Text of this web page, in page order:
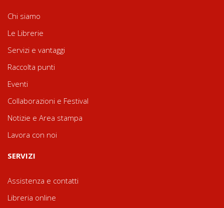
Chi siamo
Le Librerie
Servizi e vantaggi
Raccolta punti
Eventi
Collaborazioni e Festival
Notizie e Area stampa
Lavora con noi
SERVIZI
Assistenza e contatti
Libreria online